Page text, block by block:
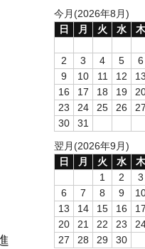
今月(2026年8月)
日
月 火 水 木
2
3 4 5 6
9
10 11 12 13
16
17 18 19
23
24 25 26 27
30
31
翌月(2026年9月)
日
月 火 水 木
1
2 3
6
7 8 9
13
14 15 16 17
20
21 22 23
27
28 29
30